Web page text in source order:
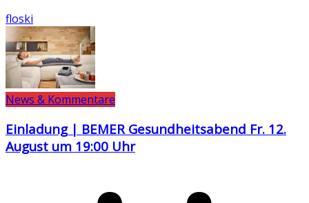
floski
News & Kommentare
Einladung | BEMER Gesundheitsabend Fr. 12.
August um 19:00 Uhr